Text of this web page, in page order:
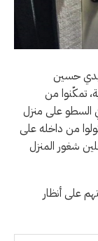
حسين
تمكّنوا من
السطو على منزل
من داخله على
شغور المنزل
على أنظار